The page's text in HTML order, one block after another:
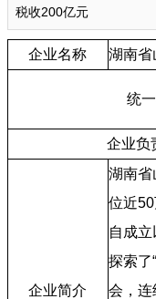
税收200亿元
企业名称 湖南省
统
企业负
企业简介
湖南省
位近50
自成
探索了
会，连